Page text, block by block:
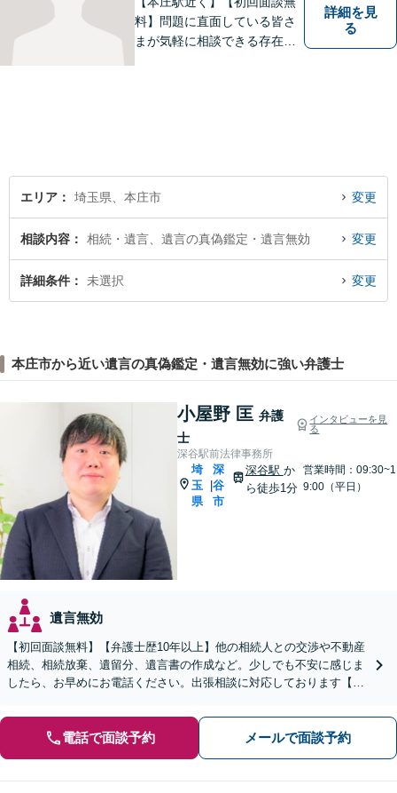
料】問題に直面している皆さ
まが気軽に相談できる存在に
相談ください。
詳細を見
る
エリア 埼玉県、本庄市 変更
相談内容 相続・遺言、遺言の真偽鑑定・遺言無効 変更
詳細条件 未選択 変更
本庄市から近い遺言の真偽鑑定・遺言無効に強い弁護士
小屋野 匡 弁護
士
インタビューを見
る
深谷駅前法律事務所
埼
玉
県
深
谷
市
深谷駅 か
ら徒歩1分
営業時間：09:30~1
9:00（平日）
遺言無効
【初回面談無料】【弁護士歴10年以上】他の相続人との交渉や不動産
相続、相続放棄、遺留分、遺言書の作成など。少しでも不安に感じま
したら、お早めにお電話ください。出張相談に対応しております【休
電話で面談予約 メールで面談予約